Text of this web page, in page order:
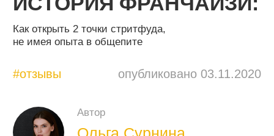
Автор
руководитель отдела контента